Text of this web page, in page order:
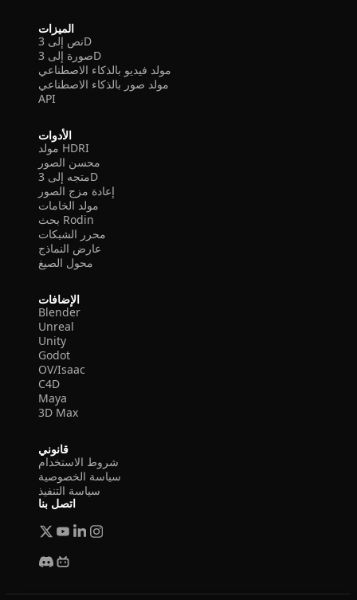
الميزات
نص إلى 3D
صورة إلى 3D
مولد فيديو بالذكاء الاصطناعي
مولد صور بالذكاء الاصطناعي
API
الأدوات
مولد HDRI
محسن الصور
متجه إلى 3D
إعادة مزج الصور
مولد الخامات
بحث Rodin
محرر الشبكات
عارض النماذج
محول الصيغ
الإضافات
Blender
Unreal
Unity
Godot
OV/Isaac
C4D
Maya
3D Max
قانوني
شروط الاستخدام
سياسة الخصوصية
سياسة التنفيذ
اتصل بنا